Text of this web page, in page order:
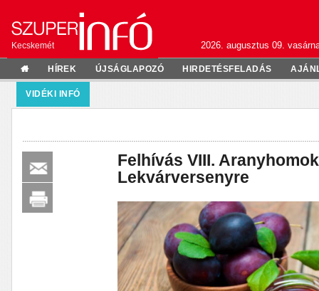
Kecskemét 2026. augusztus 09.
HÍREK ÚJSÁGLAPOZÓ HIRDETÉSFELADÁS
VIDÉKI INFÓ
Felhívás VIII.
Lekvárversenyre